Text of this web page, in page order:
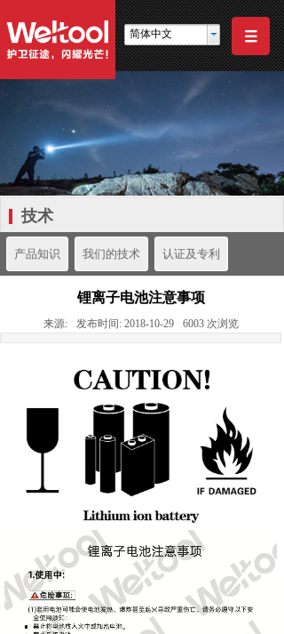
简体中文
技术
产品知识 我们的技术 认证及专利
锂离子电池注意事项
来源: 发布时间: 2018-10-29 6003 次浏览